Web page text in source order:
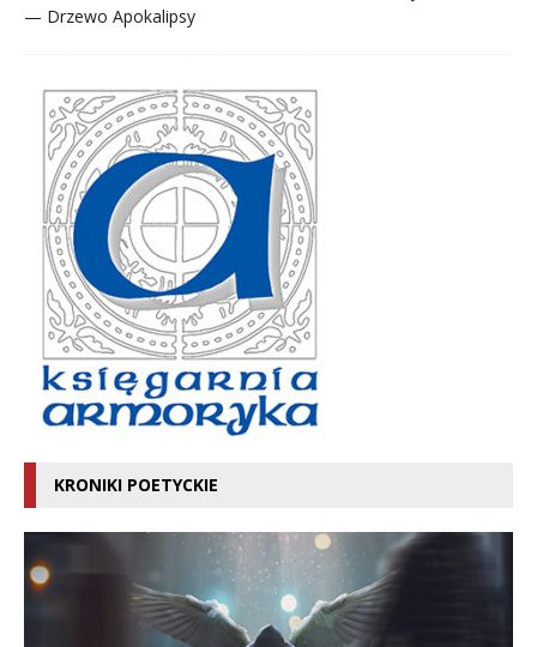
— Drzewo Apokalipsy
KRONIKI POETYCKIE